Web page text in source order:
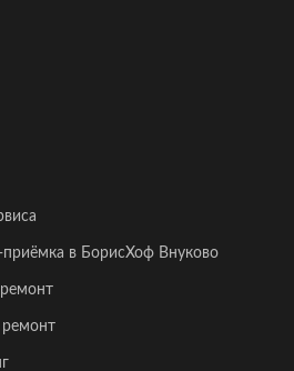
приёмка в БорисХоф Внуково
ремонт